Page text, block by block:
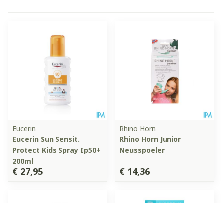
Eucerin
Eucerin Sun Sensit.
Protect Kids Spray Ip50+
200ml
€ 27,95
Rhino Horn
Rhino Horn Junior
Neusspoeler
€ 14,36